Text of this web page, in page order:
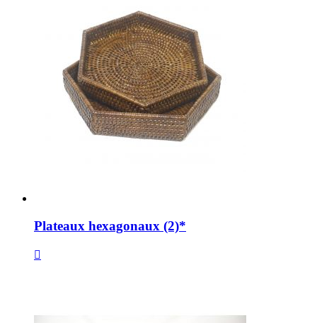
Plateaux hexagonaux (2)*
